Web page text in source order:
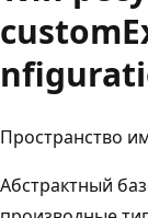
Пространство
Абстрактный